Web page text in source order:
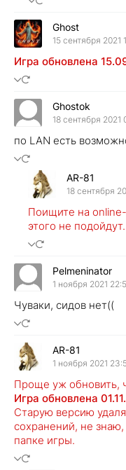
Ghost
15 сентября 2021
Игра обновлена
Ghostok
18 сентября 2021
по LAN есть
AR-81
18 сентября
Поищите на online-
этого не подойдут.
Pelmeninator
1 ноября 2021
Чуваки, сидов нет((
AR-81
1 ноября 2021
Проще уж обновить,
Игра обновлена
Старую версию
сохранений, не знаю,
папке игры.